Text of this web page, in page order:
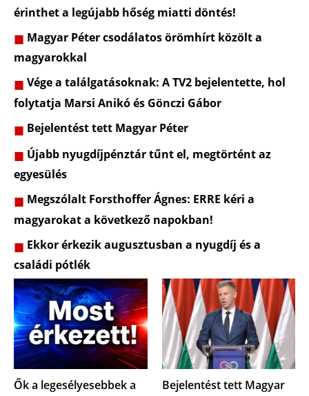
érinthet a legújabb hőség miatti döntés!
Magyar Péter csodálatos örömhírt közölt a
magyarokkal
Vége a találgatásoknak: A TV2 bejelentette, hol
folytatja Marsi Anikó és Gönczi Gábor
Bejelentést tett Magyar Péter
Újabb nyugdíjpénztár tűnt el, megtörtént az
egyesülés
Megszólalt Forsthoffer Ágnes: ERRE kéri a
magyarokat a következő napokban!
Ekkor érkezik augusztusban a nyugdíj és a
családi pótlék
Ők a legesélyesebbek a
Bejelentést tett Magyar